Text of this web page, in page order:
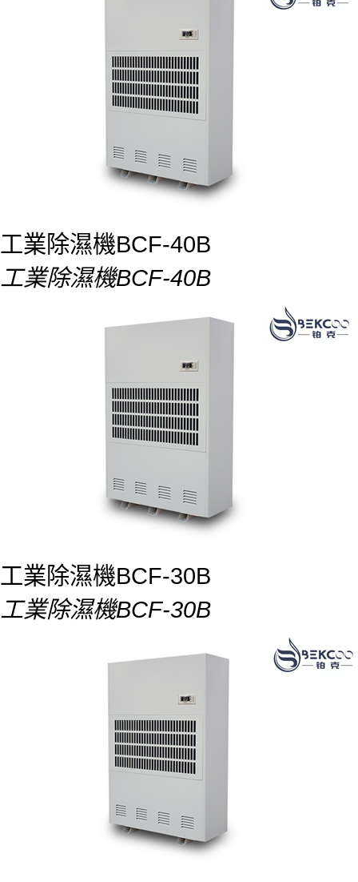
工業除濕機BCF-40B
工業除濕機BCF-40B
工業除濕機BCF-30B
工業除濕機BCF-30B